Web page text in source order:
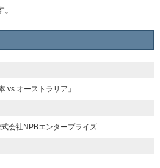
vs オーストラリア」
会社NPBエンタープライズ